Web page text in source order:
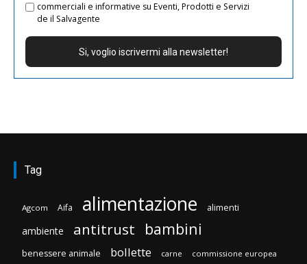
commerciali e informative su Eventi, Prodotti e Servizi
de il Salvagente
Tag
Agcom Aifa alimentazione alimenti
ambiente antitrust bambini
benessere animale bollette carne commissione europea